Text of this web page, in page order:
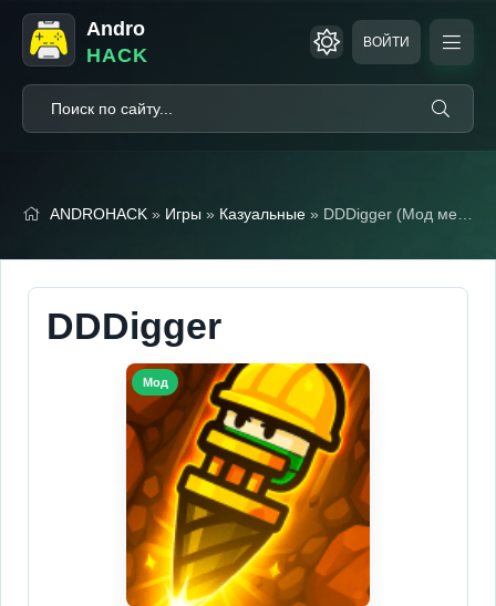
Andro
HACK
ВОЙТИ
ANDROHACK » Игры » Казуальные » DDDigger (Мод меню)
DDDigger
Мод